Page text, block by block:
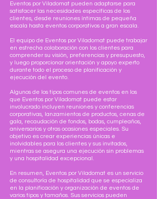
Eventos por Viladomat pueden adaptarse para
satisfacer las necesidades específicas de los
clientes, desde reuniones íntimas de pequeña
escala hasta eventos corporativos a gran escala.
El equipo de Eventos por Viladomat puede trabajar
en estrecha colaboración con los clientes para
comprender su visión, preferencias y presupuesto,
y luego proporcionar orientación y apoyo experto
durante todo el proceso de planificación y
ejecución del evento.
Algunos de los tipos comunes de eventos en los
que Eventos por Viladomat puede estar
involucrado incluyen reuniones y conferencias
corporativas, lanzamientos de productos, cenas de
gala, recaudación de fondos, bodas, cumpleaños,
aniversarios y otras ocasiones especiales. Su
objetivo es crear experiencias únicas e
inolvidables para los clientes y sus invitados,
mientras se asegura una ejecución sin problemas
y una hospitalidad excepcional.
En resumen, Eventos por Viladomat es un servicio
de consultoría de hospitalidad que se especializa
en la planificación y organización de eventos de
varios tipos y tamaños. Sus servicios pueden